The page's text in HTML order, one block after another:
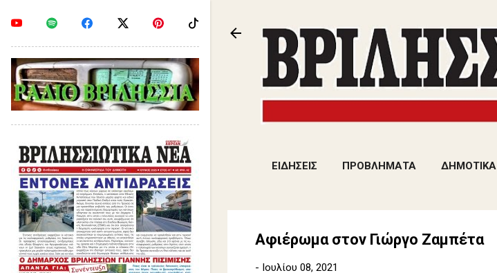
ΕΙΔΗΣΕΙΣ ΠΡΟΒΛΗΜΑΤΑ ΔΗΜΟΤΙΚΑ
Αφιέρωμα στον Γιώργο Ζαμπέτα
- Ιουλίου 08, 2021